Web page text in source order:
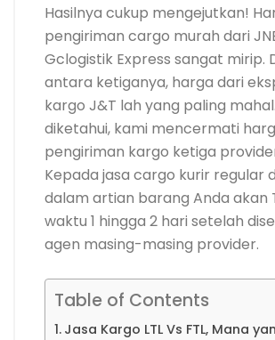
Hasilnya cukup mengejutkan!
pengiriman cargo murah dari
Gclogistik Express sangat mirip.
antara ketiganya, harga dari
kargo J&T lah yang paling
diketahui, kami mencermati
pengiriman kargo ketiga
Kepada jasa cargo kurir regular
dalam artian barang Anda akan
waktu 1 hingga 2 hari setelah
agen masing-masing provider.
Table of Contents
Jasa Kargo LTL Vs FTL, Mana